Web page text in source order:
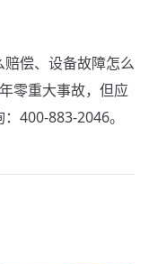
偿、设备故障怎么
零重大事故，但应
400-883-2046。